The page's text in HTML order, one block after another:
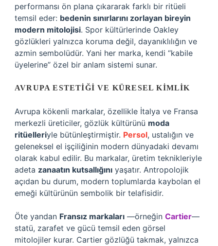
performansı ön plana çıkararak farklı bir ritüeli
temsil eder: bedenin sınırlarını zorlayan bireyin
modern mitolojisi. Spor kültürlerinde Oakley
gözlükleri yalnızca koruma değil, dayanıklılığın ve
azmin sembolüdür. Yani her marka, kendi “kabile
üyelerine” özel bir anlam sistemi sunar.
AVRUPA ESTETIĞI VE KÜRESEL KIMLIK
Avrupa kökenli markalar, özellikle İtalya ve Fransa
merkezli üreticiler, gözlük kültürünü moda
ritüelleriyle bütünleştirmiştir. Persol, ustalığın ve
geleneksel el işçiliğinin modern dünyadaki devamı
olarak kabul edilir. Bu markalar, üretim teknikleriyle
adeta zanaatın kutsallığını yaşatır. Antropolojik
açıdan bu durum, modern toplumlarda kaybolan el
emeği kültürünün sembolik bir telafisidir.
Öte yandan Fransız markaları —örneğin Cartier—
statü, zarafet ve gücü temsil eden görsel
mitolojiler kurar. Cartier gözlüğü takmak, yalnızca